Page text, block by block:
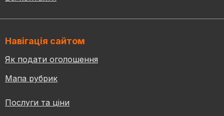
Навігація сайтом
Як подати оголошення
Мапа рубрик
Послуги та ціни